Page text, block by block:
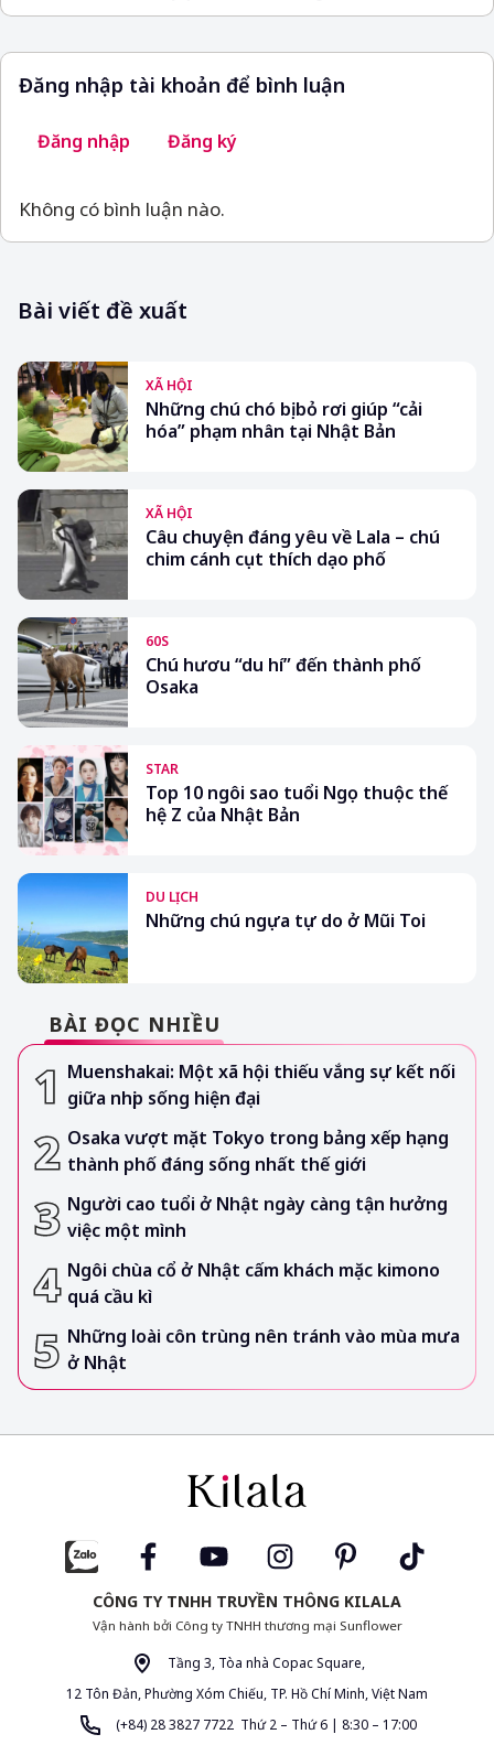
Đăng nhập tài khoản để bình luận
Đăng nhập Đăng ký
Không có bình luận nào.
Bài viết đề xuất
XÃ HỘI
Những chú chó bị bỏ rơi giúp “cải
hóa” phạm nhân tại Nhật Bản
XÃ HỘI
Câu chuyện đáng yêu về Lala – chú
chim cánh cụt thích dạo phố
60S
Chú hươu “du hí” đến thành phố
Osaka
STAR
Top 10 ngôi sao tuổi Ngọ thuộc thế
hệ Z của Nhật Bản
DU LỊCH
Những chú ngựa tự do ở Mũi Toi
BÀI ĐỌC NHIỀU
Muenshakai: Một xã hội thiếu vắng sự kết nối
giữa nhịp sống hiện đại
Osaka vượt mặt Tokyo trong bảng xếp hạng
thành phố đáng sống nhất thế giới
Người cao tuổi ở Nhật ngày càng tận hưởng
việc một mình
Ngôi chùa cổ ở Nhật cấm khách mặc kimono
quá cầu kì
Những loài côn trùng nên tránh vào mùa mưa
ở Nhật
CÔNG TY TNHH TRUYỀN THÔNG KILALA
Vận hành bởi Công ty TNHH thương mại Sunflower
Tầng 3, Tòa nhà Copac Square,
12 Tôn Đản, Phường Xóm Chiếu, TP. Hồ Chí Minh, Việt Nam
(+84) 28 3827 7722 Thứ 2 – Thứ 6 | 8:30 – 17:00